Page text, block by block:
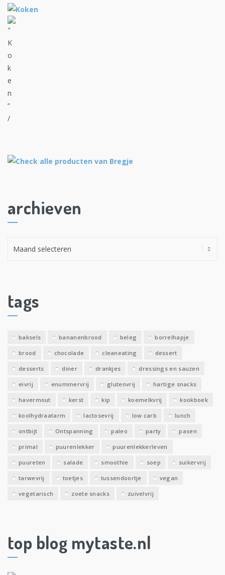
archieven
e
v
tags
baksels bananenbrood beleg borrelhapje
brood chocolade cleaneating dessert
desserts diner drankjes dressings en sauzen
eivrij enummervrij glutenvrij hartige snacks
havermout kerst kip koemelkvrij kookboek
koolhydraatarm lactosevrij low carb lunch
ontbijt Ontspanning paleo party pasen
primal puurenlekker puurenlekkerleven
puureten salade smoothie soep suikervrij
tarwevrij toetjes tussendoortje vegan
vegetarisch zoete snacks zuivelvrij
top blog mytaste.nl